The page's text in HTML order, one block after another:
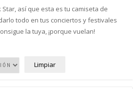
así que esta es tu camiseta de
todo en tus conciertos y festivales
la tuya, ¡porque vuelan!
Limpiar